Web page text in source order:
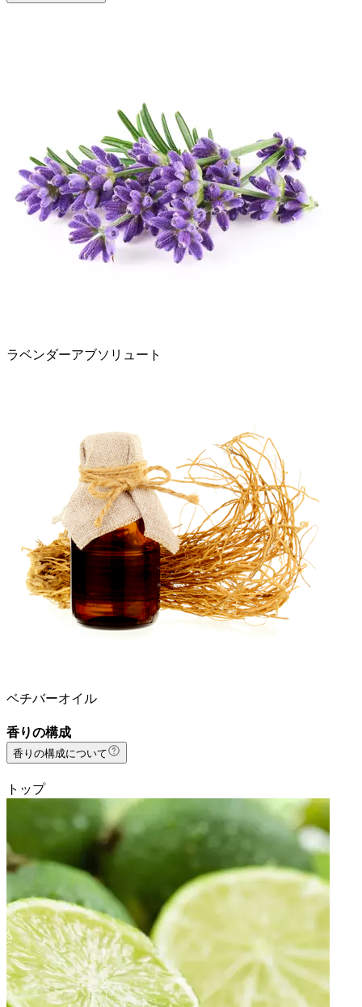
ラベンダーアブソリュート
ベチバーオイル
香りの構成
香りの構成について
トップ